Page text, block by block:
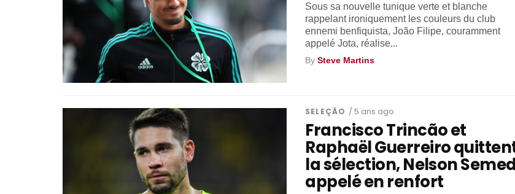
Sous sa nouvelle tunique verte et blanche
rappelant ironiquement les couleurs du club
ennemi benfiquista, João Filipe, couramment
appelé Jota, réalise...
BySteve Martins
SELEÇÃO / 5 ans ago
Francisco Trincão et
Raphaël Guerreiro
la sélection, Nelson
appelé en renfort